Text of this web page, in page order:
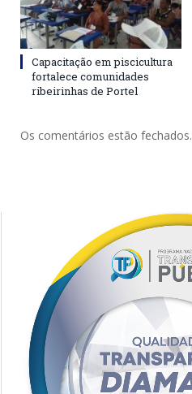
Capacitação em piscicultura
fortalece comunidades
ribeirinhas de Portel
Os comentários estão fechados.